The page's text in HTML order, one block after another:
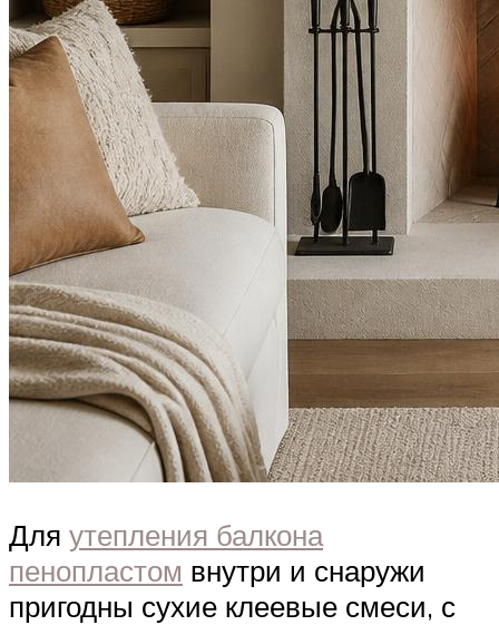
Для утепления балкона
пенопластом внутри и снаружи
пригодны сухие клеевые смеси, с